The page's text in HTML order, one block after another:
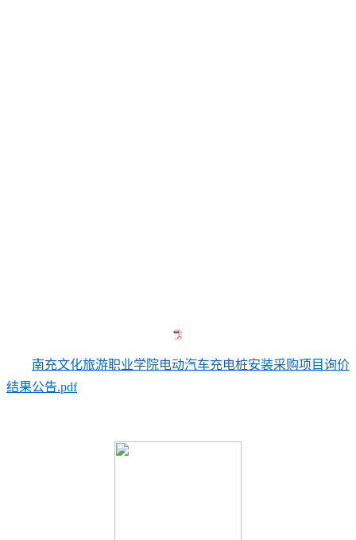
南充文化旅游职业学院电动汽车充电桩安装采购项目询价
结果公告.pdf